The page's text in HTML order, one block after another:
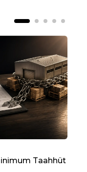
Taahhüt